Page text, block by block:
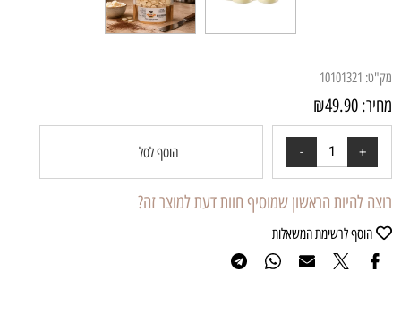
מק"ט: 10101321
מחיר: ₪49.90
הוסף לסל
רוצה להיות הראשון שמוסיף חוות דעת למוצר זה?
הוסף לרשימת המשאלות